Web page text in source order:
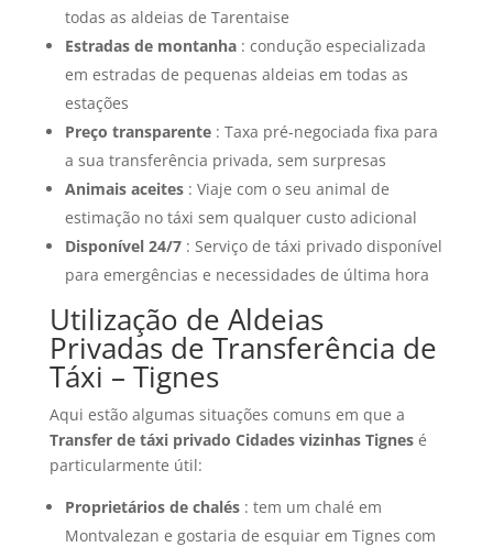
todas as aldeias de Tarentaise
Estradas de montanha: condução especializada
em estradas de pequenas aldeias em todas as
estações
Preço transparente: Taxa pré-negociada fixa para
a sua transferência privada, sem surpresas
Animais aceites: Viaje com o seu animal de
estimação no táxi sem qualquer custo adicional
Disponível 24/7: Serviço de táxi privado disponível
para emergências e necessidades de última hora
Utilização de Aldeias
Privadas de Transferência de
Táxi – Tignes
Aqui estão algumas situações comuns em que a
Transfer de táxi privado Cidades vizinhas Tignesé
particularmente útil:
Proprietários de chalés: tem um chalé em
Montvalezan e gostaria de esquiar em Tignes com